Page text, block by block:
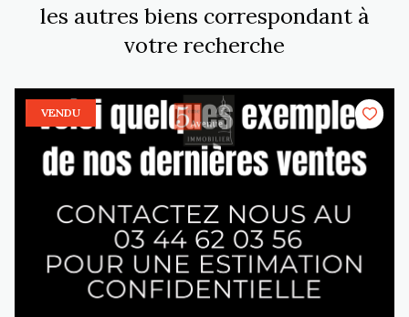
les autres biens correspondant à
votre recherche
VENDU